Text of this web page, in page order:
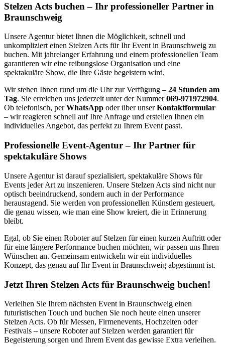
Stelzen Acts buchen – Ihr professioneller Partner in
Braunschweig
Unsere Agentur bietet Ihnen die Möglichkeit, schnell und
unkompliziert einen Stelzen Acts für Ihr Event in Braunschweig zu
buchen. Mit jahrelanger Erfahrung und einem professionellen Team
garantieren wir eine reibungslose Organisation und eine
spektakuläre Show, die Ihre Gäste begeistern wird.
Wir stehen Ihnen rund um die Uhr zur Verfügung – 24 Stunden am
Tag. Sie erreichen uns jederzeit unter der Nummer069-971972904.
Ob telefonisch, perWhatsApp oder über unserKontaktformular
– wir reagieren schnell auf Ihre Anfrage und erstellen Ihnen ein
individuelles Angebot, das perfekt zu Ihrem Event passt.
Professionelle Event-Agentur – Ihr Partner für
spektakuläre Shows
Unsere Agentur ist darauf spezialisiert, spektakuläre Shows für
Events jeder Art zu inszenieren. Unsere Stelzen Acts sind nicht nur
optisch beeindruckend, sondern auch in der Performance
herausragend. Sie werden von professionellen Künstlern gesteuert,
die genau wissen, wie man eine Show kreiert, die in Erinnerung
bleibt.
Egal, ob Sie einen Roboter auf Stelzen für einen kurzen Auftritt oder
für eine längere Performance buchen möchten, wir passen uns Ihren
Wünschen an. Gemeinsam entwickeln wir ein individuelles
Konzept, das genau auf Ihr Event in Braunschweig abgestimmt ist.
Jetzt Ihren Stelzen Acts für Braunschweig buchen!
Verleihen Sie Ihrem nächsten Event in Braunschweig einen
futuristischen Touch und buchen Sie noch heute einen unserer
Stelzen Acts. Ob für Messen, Firmenevents, Hochzeiten oder
Festivals – unsere Roboter auf Stelzen werden garantiert für
Begeisterung sorgen und Ihrem Event das gewisse Extra verleihen.